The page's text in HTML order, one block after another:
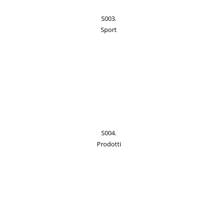
S003.
Sport
S004.
Prodotti